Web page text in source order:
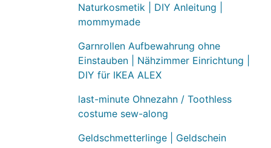
Naturkosmetik | DIY Anleitung |
mommymade
Garnrollen Aufbewahrung ohne
Einstauben | Nähzimmer Einrichtung |
DIY für IKEA ALEX
last-minute Ohnezahn / Toothless
costume sew-along
Geldschmetterlinge | Geldschein